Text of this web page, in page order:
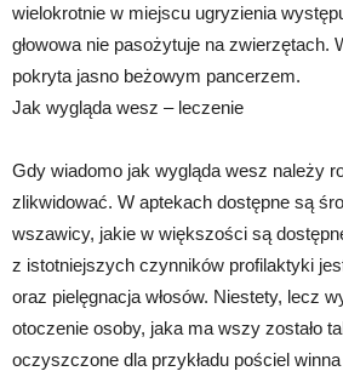
wielokrotnie w miejscu ugryzienia
głowowa nie pasożytuje na zwierzętach.
pokryta jasno beżowym pancerzem.
Jak wygląda wesz – leczenie
Gdy wiadomo jak wygląda wesz należy
zlikwidować. W aptekach dostępne są
wszawicy, jakie w większości są
z istotniejszych czynników profilaktyki
oraz pielęgnacja włosów. Niestety, lecz
otoczenie osoby, jaka ma wszy zostało
oczyszczone dla przykładu pościel